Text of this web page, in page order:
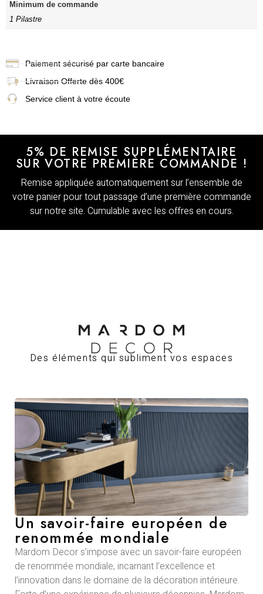
Minimum de commande
1 Pilastre
Paiement sécurisé par carte bancaire
Livraison Offerte dès 400€
Service client à votre écoute
5% DE REMISE SUPPLÉMENTAIRE
SUR VOTRE PREMIÈRE COMMANDE !
Remise appliquée automatiquement sur l’ensemble de
votre panier pour tout passage d’une première commande
sur notre site. Cumulable avec les offres en cours.
Des éléments qui subliment vos espaces
Un savoir-faire européen de
renommée mondiale
Mardom Decor s’impose avec un savoir-faire européen
de renommée mondiale, incarnant l’excellence et
l’innovation dans le domaine de la décoration intérieure.